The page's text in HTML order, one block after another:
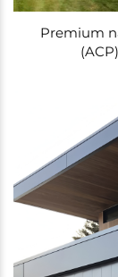
Premium